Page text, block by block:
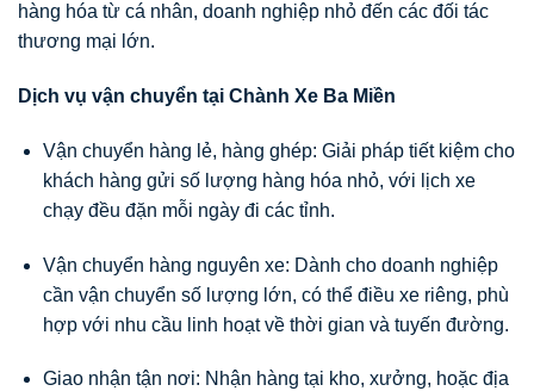
hàng hóa từ cá nhân, doanh nghiệp nhỏ đến các đối tác
thương mại lớn.
Dịch vụ vận chuyển tại Chành Xe Ba Miền
Vận chuyển hàng lẻ, hàng ghép: Giải pháp tiết kiệm cho
khách hàng gửi số lượng hàng hóa nhỏ, với lịch xe
chạy đều đặn mỗi ngày đi các tỉnh.
Vận chuyển hàng nguyên xe: Dành cho doanh nghiệp
cần vận chuyển số lượng lớn, có thể điều xe riêng, phù
hợp với nhu cầu linh hoạt về thời gian và tuyến đường.
Giao nhận tận nơi: Nhận hàng tại kho, xưởng, hoặc địa